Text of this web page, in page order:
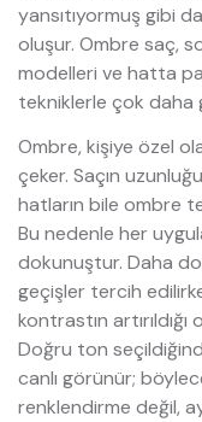
yansıtıyormuş gibi
oluşur. Ombre saç,
modelleri ve hatta
tekniklerle çok daha
Ombre, kişiye özel
çeker. Saçın
hatların bile ombre
Bu nedenle her
dokunuştur. Daha
geçişler tercih
kontrastın
Doğru ton
canlı görünür;
renklendirme değil,